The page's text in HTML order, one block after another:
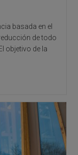
basada en el
de todo
objetivo de la